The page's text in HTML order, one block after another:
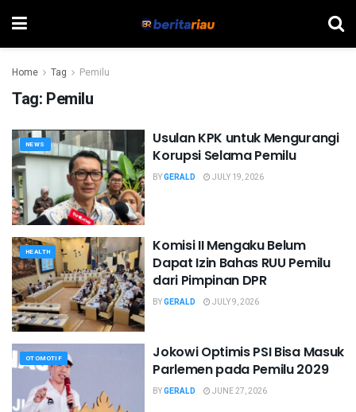
Home Tag Pemilu
Tag: Pemilu
NEWS
Usulan KPK untuk Mengurangi
Korupsi Selama Pemilu
BYGERALD JULY 19, 2026
HEALTH
Komisi II Mengaku Belum
Dapat Izin Bahas RUU Pemilu
dari Pimpinan DPR
BYGERALD JULY 9, 2026
OTOMOTIF
Jokowi Optimis PSI Bisa Masuk
Parlemen pada Pemilu 2029
BYGERALD JUNE 27, 2026